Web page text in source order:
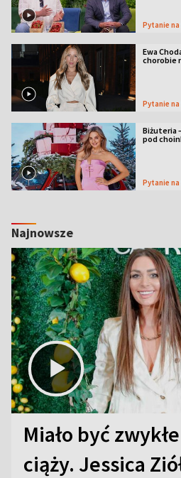
Pytanie
Ewa
chorobie
Pytanie
Biżuteria
pod
Pytanie
Najnowsze
Miało być
ciąży. Jessica